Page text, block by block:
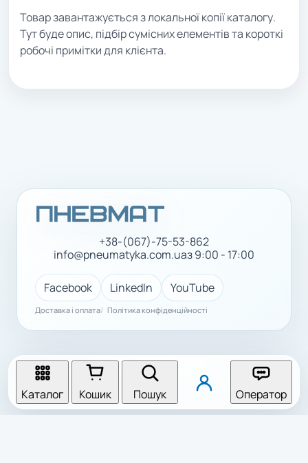
Товар завантажується з локальної копії каталогу.
Тут буде опис, підбір сумісних елементів та короткі
робочі примітки для клієнта.
+38-(067)-75-53-862
info@pneumatyka.com.uaз 9:00 - 17:00
Facebook LinkedIn YouTube
Доставка і оплата Політика конфіденційності
Каталог Кошик Пошук Оператор